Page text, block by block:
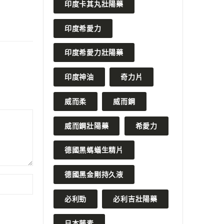
印度卡其丸壯陽藥
印度希愛力
印度希愛力壯陽藥
印度神油 奇力片
威而柔 威而鋼
威而鋼壯陽藥 希愛力
德國黑螞蟻生精片
德國黑金剛持久液
必利勁 必利吉壯陽藥